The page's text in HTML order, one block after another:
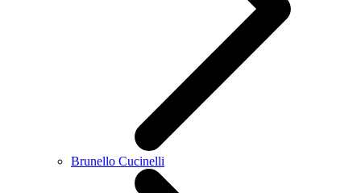
Brunello Cucinelli